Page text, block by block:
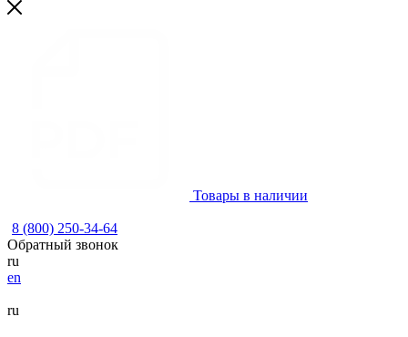
Товары в наличии
8 (800) 250-34-64
Обратный звонок
ru
en
ru